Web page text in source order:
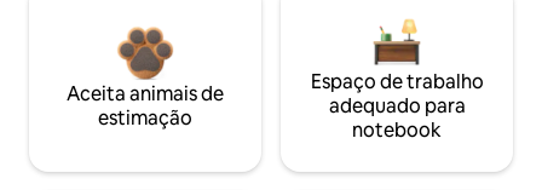
Aceita animais de
estimação
Espaço de trabalho
adequado para
notebook